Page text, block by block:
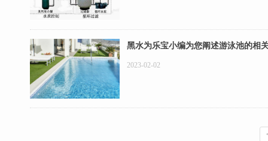
黑水为乐宝小编为您阐述游泳池的相
2023-02-02